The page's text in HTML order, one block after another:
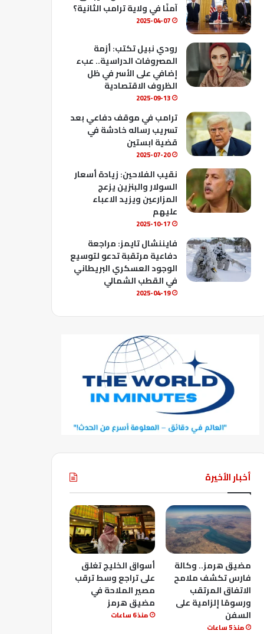
b
e
آمنًا في ولاية ترامب الثانية؟
2025-04-07
رودي نبيل تكتب: أزمة
المصروفات الدراسية.. عبء
إضافي على الأسر في ظل
الظروف الاقتصادية
2025-09-13
ترامب في موقف دفاعي بعد
تسريب رساله خادشة في
قضية ابستين
2025-07-20
نقيب الفلاحين: زيادة أسعار
السولار والبنزين يزعج
المزارعين ويزيد الاعباء
عليهم
2025-10-17
فايننشال تايمز: مراجعة
دفاعية مرتقبة تدعو لتوسيع
الوجود العسكري البريطاني
في القطب الشمالي
2025-04-19
أخبار الأخيرة
مضيق هرمز.. وكالة
فارس تكشف ملامح
الاتفاق المرتقب
ورسومًا إلزامية على
السفن
منذ 5 ساعات
أسواق الخليج تغلق
على تراجع وسط ترقب
مصير الملاحة في
مضيق هرمز
منذ 6 ساعات